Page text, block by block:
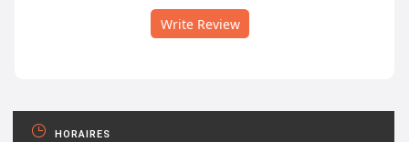
Write Review
HORAIRES